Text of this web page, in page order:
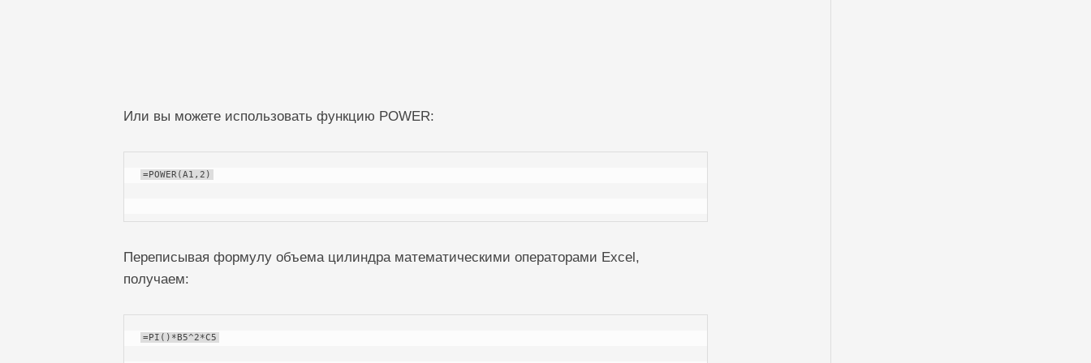
Или вы можете использовать функцию POWER:
=POWER(A1,2)
Переписывая формулу объема цилиндра математическими операторами Excel,
получаем:
=PI()*B5^2*C5